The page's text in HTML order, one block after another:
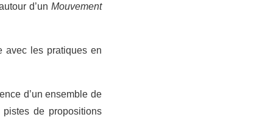
d’un Mouvement
avec les pratiques en
d’un ensemble de
de propositions